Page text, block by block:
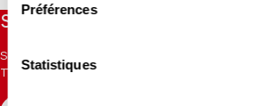
Préférences
Statistiques
Stay informed
Sign up for the newsletter to receive
Theatre.